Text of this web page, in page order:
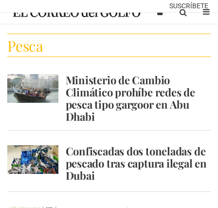
SUSCRÍBETE
Pesca
Ministerio de Cambio
Climático prohíbe redes de
pesca tipo gargoor en Abu
Dhabi
Confiscadas dos toneladas de
pescado tras captura ilegal en
Dubai